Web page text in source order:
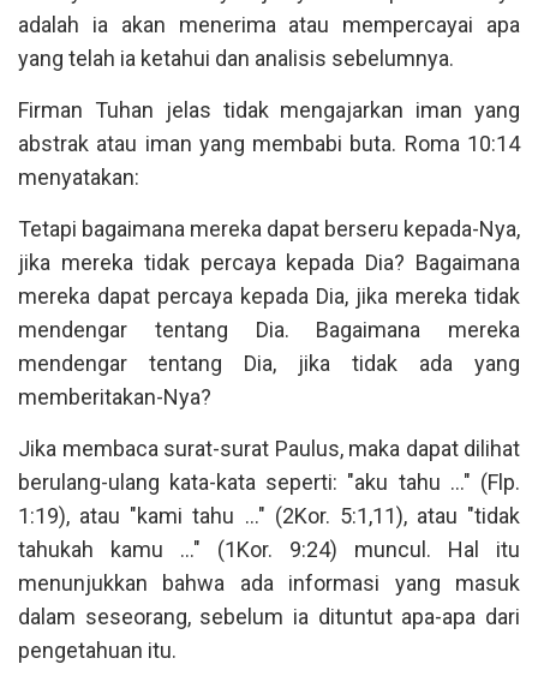
adalah ia akan menerima atau mempercayai apa
yang telah ia ketahui dan analisis sebelumnya.
Firman Tuhan jelas tidak mengajarkan iman yang
abstrak atau iman yang membabi buta. Roma 10:14
menyatakan:
Tetapi bagaimana mereka dapat berseru kepada-Nya,
jika mereka tidak percaya kepada Dia? Bagaimana
mereka dapat percaya kepada Dia, jika mereka tidak
mendengar tentang Dia. Bagaimana mereka
mendengar tentang Dia, jika tidak ada yang
memberitakan-Nya?
Jika membaca surat-surat Paulus, maka dapat dilihat
berulang-ulang kata-kata seperti: "aku tahu ..." (Flp.
1:19), atau "kami tahu ..." (2Kor. 5:1,11), atau "tidak
tahukah kamu ..." (1Kor. 9:24) muncul. Hal itu
menunjukkan bahwa ada informasi yang masuk
dalam seseorang, sebelum ia dituntut apa-apa dari
pengetahuan itu.